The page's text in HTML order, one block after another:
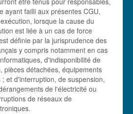
ayant failli aux présentes CGU,
lorsque la cause du
est liée à un cas de force
définie par la jurisprudence des
y compris notamment en cas
d'indisponibilité de
pièces détachées, équipements
et d'interruption, de suspension,
de l'électricité ou
de réseaux de